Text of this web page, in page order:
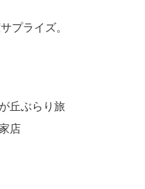
プライズ。
丘ぶらり旅
店